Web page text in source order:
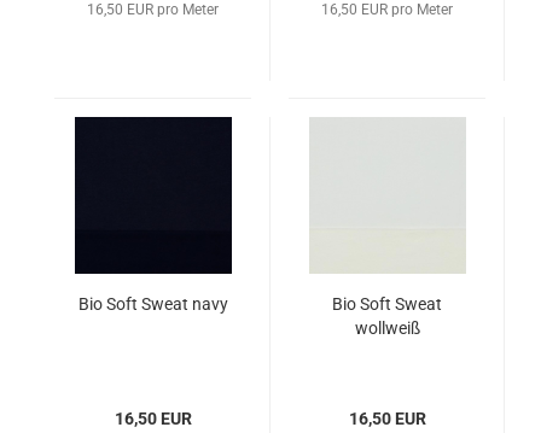
16,50 EUR pro Meter 16,50 EUR pro Meter
Bio Soft Sweat navy
16,50 EUR
Bio Soft Sweat
wollweiß
16,50 EUR